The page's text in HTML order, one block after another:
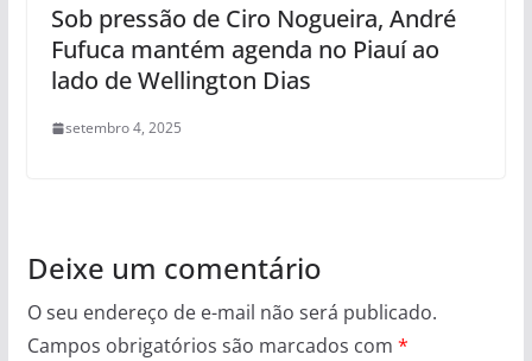
Sob pressão de Ciro Nogueira, André
Fufuca mantém agenda no Piauí ao
lado de Wellington Dias
setembro 4, 2025
Deixe um comentário
O seu endereço de e-mail não será publicado.
Campos obrigatórios são marcados com *